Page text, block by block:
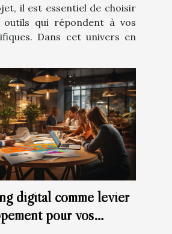
il est essentiel de choisir
outils qui répondent à vos
Dans cet univers en
digital comme levier
pour vos